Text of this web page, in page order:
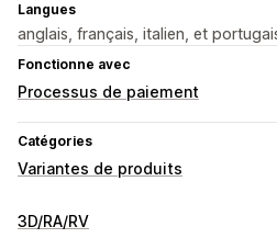
Langues
anglais, français, italien, et
Fonctionne avec
Processus de paiement
Catégories
Variantes de produits
Personnalisation
3D/RA/RV